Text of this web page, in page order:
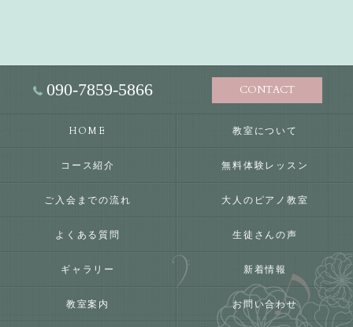
090-7859-5866 CONTACT
HOME 教室について
コース紹介 無料体験レッスン
ご入会までの流れ 大人のピアノ教室
よくある質問 生徒さんの声
ギャラリー 新着情報
教室案内 お問い合わせ